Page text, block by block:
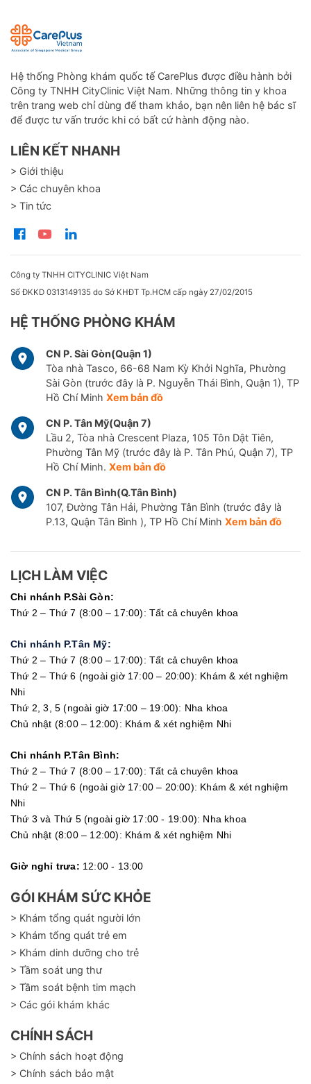
Hệ thống Phòng khám quốc tế CarePlus được điều hành bởi
Công ty TNHH CityClinic Việt Nam. Những thông tin y khoa
trên trang web chỉ dùng để tham khảo, bạn nên liên hệ bác sĩ
để được tư vấn trước khi có bất cứ hành động nào.
LIÊN KẾT NHANH
> Giới thiệu
> Các chuyên khoa
> Tin tức
Công ty TNHH CITYCLINIC Việt Nam
Số ĐKKD 0313149135 do Sở KHĐT Tp.HCM cấp ngày 27/02/2015
HỆ THỐNG PHÒNG KHÁM
CN P. Sài Gòn(Quận 1)
Tòa nhà Tasco, 66-68 Nam Kỳ Khởi Nghĩa, Phường
Sài Gòn (trước đây là P. Nguyễn Thái Bình, Quận 1), TP
Hồ Chí Minh Xem bản đồ
CN P. Tân Mỹ(Quận 7)
Lầu 2, Tòa nhà Crescent Plaza, 105 Tôn Dật Tiên,
Phường Tân Mỹ (trước đây là P. Tân Phú, Quận 7), TP
Hồ Chí Minh. Xem bản đồ
CN P. Tân Bình(Q.Tân Bình)
107, Đường Tân Hải, Phường Tân Bình (trước đây là
P.13, Quận Tân Bình ), TP Hồ Chí Minh Xem bản đồ
LỊCH LÀM VIỆC
Chi nhánh P.Sài Gòn:
Thứ 2 – Thứ 7 (8:00 – 17:00): Tất cả chuyên khoa
Chi nhánh P.Tân Mỹ:
Thứ 2 – Thứ 7 (8:00 – 17:00): Tất cả chuyên khoa
Thứ 2 – Thứ 6 (ngoài giờ 17:00 – 20:00): Khám & xét nghiệm
Nhi
Thứ 2, 3, 5 (ngoài giờ 17:00 – 19:00): Nha khoa
Chủ nhật (8:00 – 12:00): Khám & xét nghiệm Nhi
Chi nhánh P.Tân Bình:
Thứ 2 – Thứ 7 (8:00 – 17:00): Tất cả chuyên khoa
Thứ 2 – Thứ 6 (ngoài giờ 17:00 – 20:00): Khám & xét nghiệm
Nhi
Thứ 3 và Thứ 5 (ngoài giờ 17:00 - 19:00): Nha khoa
Chủ nhật (8:00 – 12:00): Khám & xét nghiệm Nhi
Giờ nghỉ trưa: 12:00 - 13:00
GÓI KHÁM SỨC KHỎE
> Khám tổng quát người lớn
> Khám tổng quát trẻ em
> Khám dinh dưỡng cho trẻ
> Tầm soát ung thư
> Tầm soát bệnh tim mạch
> Các gói khám khác
CHÍNH SÁCH
> Chính sách hoạt động
> Chính sách bảo mật